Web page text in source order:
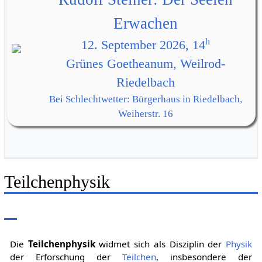
Erwachen
12. September 2026, 14h
Grünes Goetheanum, Weilrod-
Riedelbach
Bei Schlechtwetter: Bürgerhaus in Riedelbach,
Weiherstr. 16
Teilchenphysik
Die Teilchenphysikwidmet sich als Disziplin der Physik
der Erforschung derTeilchen, insbesondere der